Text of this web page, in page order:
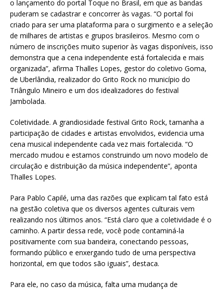
o lançamento do portal Toque no Brasil, em que as bandas
puderam se cadastrar e concorrer às vagas. “O portal foi
criado para ser uma plataforma para o surgimento e a seleção
de milhares de artistas e grupos brasileiros. Mesmo com o
número de inscrições muito superior às vagas disponíveis, isso
demonstra que a cena independente está fortalecida e mais
organizada”, afirma Thalles Lopes, gestor do coletivo Goma,
de Uberlândia, realizador do Grito Rock no município do
Triângulo Mineiro e um dos idealizadores do festival
Jambolada.
Coletividade. A grandiosidade festival Grito Rock, tamanha a
participação de cidades e artistas envolvidos, evidencia uma
cena musical independente cada vez mais fortalecida. “O
mercado mudou e estamos construindo um novo modelo de
circulação e distribuição da música independente”, aponta
Thalles Lopes.
Para Pablo Capilé, uma das razões que explicam tal fato está
na gestão coletiva que os diversos agentes culturais vem
realizando nos últimos anos. “Está claro que a coletividade é o
caminho. A partir dessa rede, você pode contaminá-la
positivamente com sua bandeira, conectando pessoas,
formando público e enxergando tudo de uma perspectiva
horizontal, em que todos são iguais”, destaca.
Para ele, no caso da música, falta uma mudança de